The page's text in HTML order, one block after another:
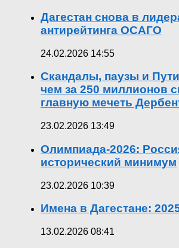
Дагестан снова в
антирейтинга ОСАГО
24.02.2026 14:55
Скандалы, паузы и
чем за 250 миллионов
главную мечеть
23.02.2026 13:49
Олимпиада-2026:
исторический минимум
23.02.2026 10:39
Имена в Дагестане:
13.02.2026 08:41